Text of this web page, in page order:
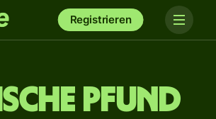
Registrieren
Pfund